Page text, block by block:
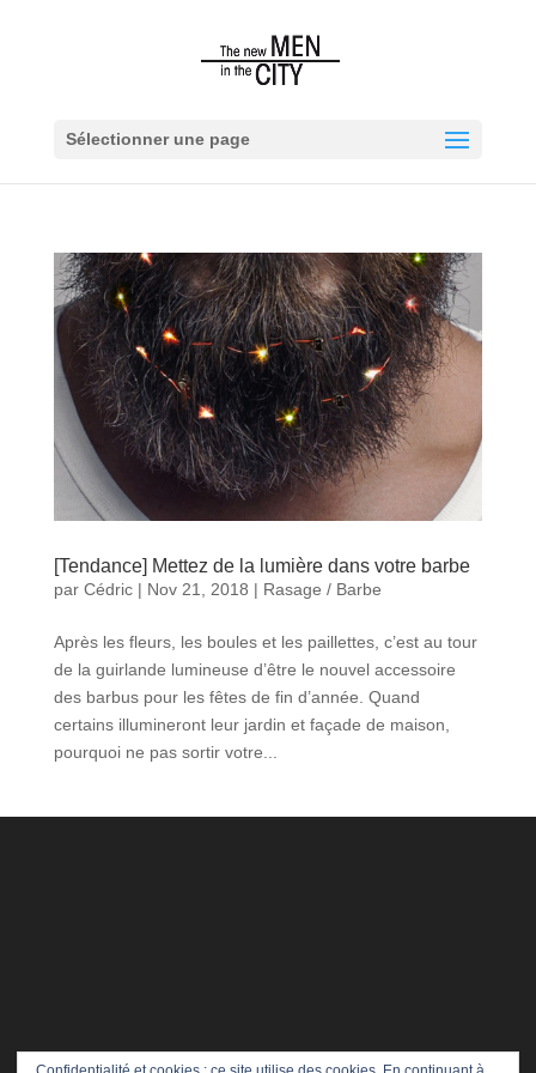
Sélectionner une page
[Tendance] Mettez de la lumière dans votre barbe
par Cédric| Nov 21, 2018 | Rasage / Barbe
Après les fleurs, les boules et les paillettes, c’est au tour
de la guirlande lumineuse d’être le nouvel accessoire
des barbus pour les fêtes de fin d’année. Quand
certains illumineront leur jardin et façade de maison,
pourquoi ne pas sortir votre...